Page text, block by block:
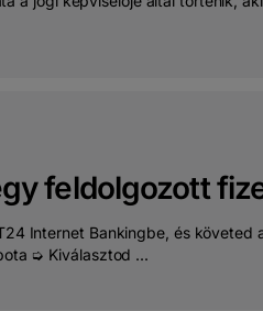
feldolgozott
Internet Bankingbe, és követed
➭ Kiválasztod ...